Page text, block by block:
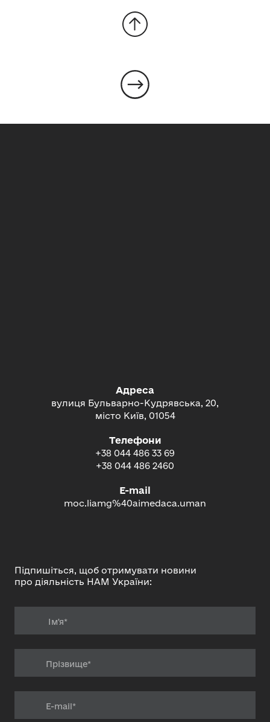
Адреса
вулиця Бульварно-Кудрявська, 20,
місто Київ, 01054
Телефони
+38 044 486 33 69
+38 044 486 2460
E-mail
moc.liamg%40aimedaca.uman
Підпишіться, щоб отримувати новини
про діяльність НАМ України: